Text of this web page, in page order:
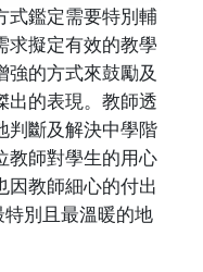
式鑑定需要特別輔
求擬定有效的教學
的方式來鼓勵及
出的表現。教師透
判斷及解決中學階
教師對學生的用心
因教師細心的付出
別且最溫暖的地